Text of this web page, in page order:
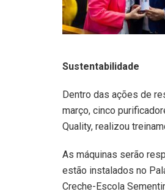
Sustentabilidade
Dentro das ações de
março, cinco
Quality, realizou
As máquinas serão
estão instalados no
Creche-Escola